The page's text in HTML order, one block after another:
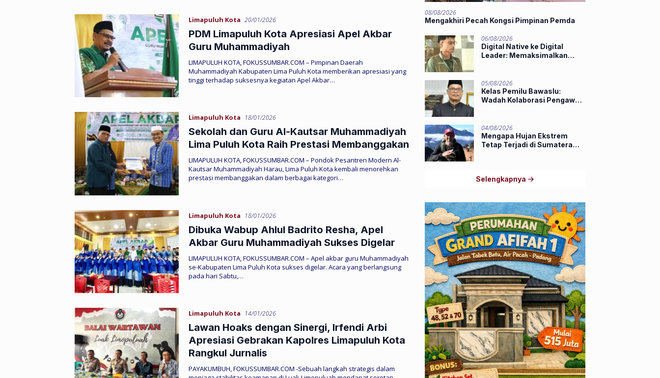
Limapuluh Kota 20/01/2026
PDM Limapuluh Kota Apresiasi Apel Akbar
Guru Muhammadiyah
LIMAPULUH KOTA, FOKUSSUMBAR.COM – Pimpinan Daerah
Muhammadiyah Kabupaten Lima Puluh Kota memberikan apresiasi yang
tinggi terhadap suksesnya kegiatan Apel Akbar…
Limapuluh Kota 18/01/2026
Sekolah dan Guru Al-Kautsar Muhammadiyah
Lima Puluh Kota Raih Prestasi Membanggakan
LIMAPULUH KOTA, FOKUSSUMBAR.COM – Pondok Pesantren Modern Al-
Kautsar Muhammadiyah Harau, Lima Puluh Kota kembali menorehkan
prestasi membanggakan dalam berbagai kategori…
Limapuluh Kota 18/01/2026
Dibuka Wabup Ahlul Badrito Resha, Apel
Akbar Guru Muhammadiyah Sukses Digelar
LIMAPULUH KOTA, FOKUSSUMBAR.COM – Apel akbar guru Muhammadiyah
se-Kabupaten Lima Puluh Kota sukses digelar. Acara yang berlangsung
pada hari Sabtu,…
Limapuluh Kota 14/01/2026
Lawan Hoaks dengan Sinergi, Irfendi Arbi
Apresiasi Gebrakan Kapolres Limapuluh Kota
Rangkul Jurnalis
PAYAKUMBUH, FOKUSSUMBAR.COM -Sebuah langkah strategis dalam
08/08/2026
Mengakhiri Pecah Kongsi Pimpinan Pemda
06/08/2026
Digital Native ke Digital
Leader: Memaksimalkan
05/08/2026
Kelas Pemilu Bawaslu:
Wadah Kolaborasi Pengawas
04/08/2026
Mengapa Hujan Ekstrem
Tetap Terjadi di Sumatera
Selengkapnya